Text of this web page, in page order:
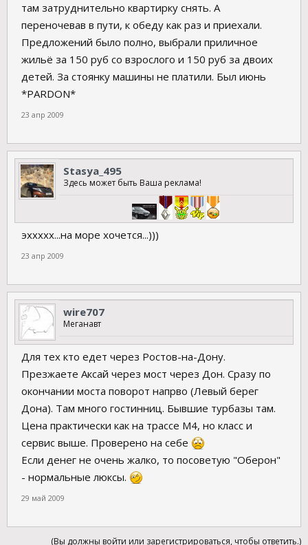
там затруднительно квартирку снять. А
переночевав в пути, к обеду как раз и приехали.
Предложений было полно, выбрали приличное
жильё за 150 руб со взрослого и 150 руб за двоих
детей. За стоянку машины не платили. Был июнь
*PARDON*
23 апр 2009
Stasya_495
Здесь может быть Ваша реклама!
эххххх...на море хочется...)))
23 апр 2009
wire707
Меганавт
Для тех кто едет через Ростов-на-Дону.
Презжаете Аксай через мост через Дон. Сразу по
окончании моста поворот напрво (Левый берег
Дона). Там много гостинниц. Бывшие турбазы там.
Цена практически как на трассе М4, но класс и
сервис выше. Проверено на себе
Если денег не очень жалко, то посоветую "Оберон"
- нормальные люксы.
29 май 2009
(Вы должны войти или зарегистрироваться, чтобы ответить.)